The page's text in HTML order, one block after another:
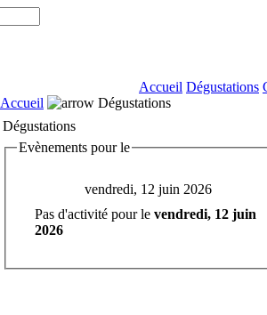
Accueil Dégustations
Accueil
Dégustations
Dégustations
Evènements pour le
vendredi, 12 juin 2026
Pas d'activité pour le vendredi, 12 juin
2026